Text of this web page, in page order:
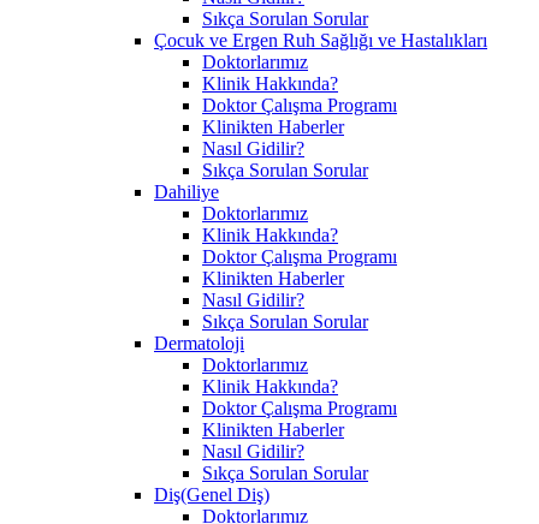
Sıkça Sorulan Sorular
Çocuk ve Ergen Ruh Sağlığı ve Hastalıkları
Doktorlarımız
Klinik Hakkında?
Doktor Çalışma Programı
Klinikten Haberler
Nasıl Gidilir?
Sıkça Sorulan Sorular
Dahiliye
Doktorlarımız
Klinik Hakkında?
Doktor Çalışma Programı
Klinikten Haberler
Nasıl Gidilir?
Sıkça Sorulan Sorular
Dermatoloji
Doktorlarımız
Klinik Hakkında?
Doktor Çalışma Programı
Klinikten Haberler
Nasıl Gidilir?
Sıkça Sorulan Sorular
Diş(Genel Diş)
Doktorlarımız